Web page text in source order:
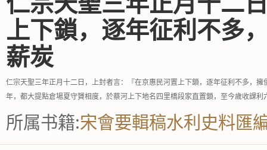
上下鎖，逐年征利不多
薪炭
仁宗天聖三年正月十二日，上封者言：『在京惠民河置上下鎖，逐年征利不多，
年，都大提點倉場夏守贇相度，於蔡河上下地名四里橋段家直置鎖，至今歲收課
所属书籍:宋會要輯稿水利史料匯